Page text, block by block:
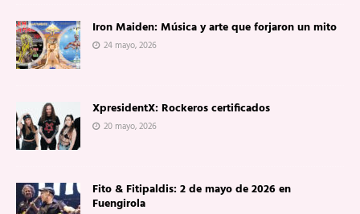
Iron Maiden: Música y arte que forjaron un mito
24 mayo, 2026
XpresidentX: Rockeros certificados
20 mayo, 2026
Fito & Fitipaldis: 2 de mayo de 2026 en
Fuengirola